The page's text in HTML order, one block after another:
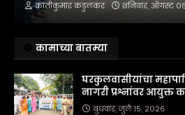
क्रांतीकुमार कडुलकर शनिवार, ऑगस्ट
कामाच्या बातम्या
घरकुलवासीयांचा
नागरी प्रश्नांवर आयुक्त
बुधवार, जुलै १५, २०२६